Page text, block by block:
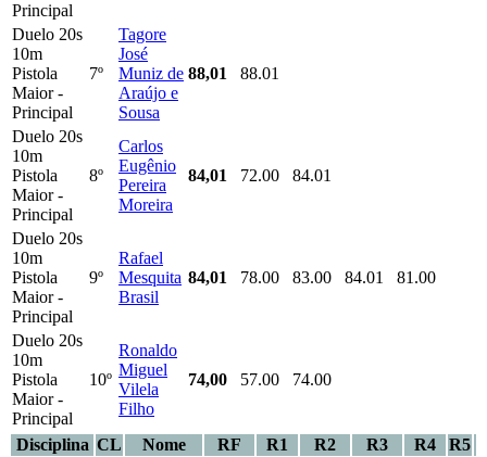
Principal
Duelo 20s
10m
Pistola
Maior -
Principal
7º
Tagore
José
Muniz de
Araújo e
Sousa
88,01 88.01
Duelo 20s
10m
Pistola
Maior -
Principal
8º
Carlos
Eugênio
Pereira
Moreira
84,01 72.00 84.01
Duelo 20s
10m
Pistola
Maior -
Principal
9º
Rafael
Mesquita
Brasil
84,01 78.00 83.00 84.01 81.00
Duelo 20s
10m
Pistola
Maior -
Principal
10º
Ronaldo
Miguel
Vilela
Filho
74,00 57.00 74.00
Disciplina CL Nome RF R1 R2 R3 R4
R5